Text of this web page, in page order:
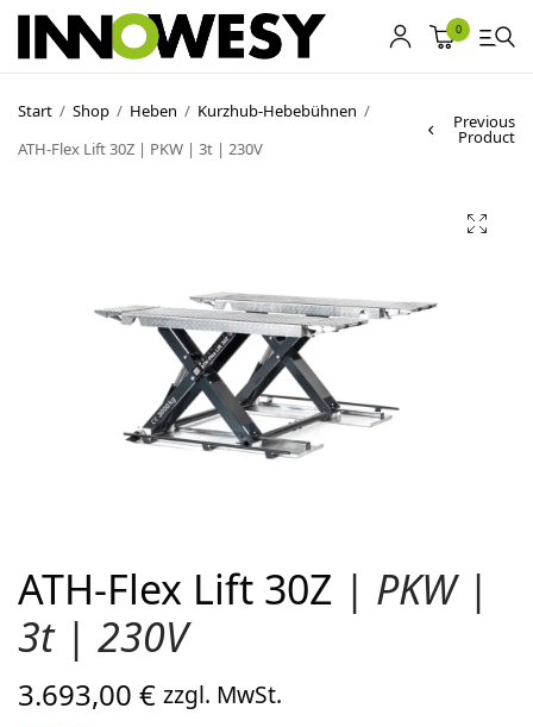
0
Start / Shop / Heben / Kurzhub-Hebebühnen /
ATH-Flex Lift 30Z | PKW | 3t | 230V
Previous
Product
ATH-Flex Lift 30Z | PKW |
3t | 230V
3.693,00€ zzgl. MwSt.
Shop
Sonderposten